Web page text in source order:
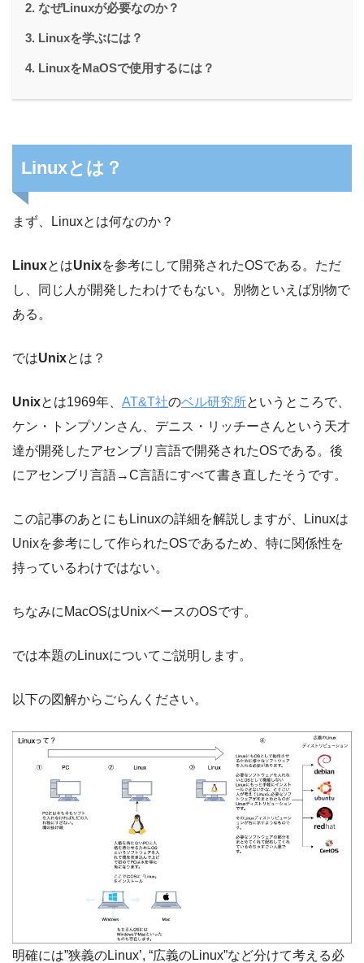
なぜLinuxが必要なのか？
Linuxを学ぶには？
LinuxをMaOSで使用するには？
Linuxとは？
まず、Linuxとは何なのか？
LinuxとはUnixを参考にして開発されたOSである。ただ
し、同じ人が開発したわけでもない。別物といえば別物で
ある。
ではUnixとは？
Unixとは1969年、 AT&T社のベル研究所というところで、
ケン・トンプソンさん、デニス・リッチーさんという天才
達が開発したアセンブリ言語で開発されたOSである。後
にアセンブリ言語→C言語にすべて書き直したそうです。
この記事のあとにもLinuxの詳細を解説しますが、Linuxは
Unixを参考にして作られたOSであるため、特に関係性を
持っているわけではない。
ちなみにMacOSはUnixベースのOSです。
では本題のLinuxについてご説明します。
以下の図解からごらんください。
明確には”狭義のLinux’, “広義のLinux”など分けて考える必